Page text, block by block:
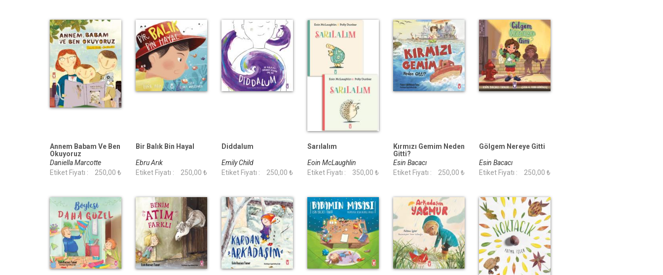
Annem Babam Ve Ben
Okuyoruz
Daniella Marcotte
Etiket Fiyatı :
250,00 ₺
Bir Balık Bin Hayal
Ebru Arık
Etiket Fiyatı :
250,00 ₺
Diddalum
Emily Child
Etiket Fiyatı :
250,00 ₺
Sarılalım
Eoin McLaughlin
Etiket Fiyatı :
350,00 ₺
Kırmızı Gemim Neden
Gitti?
Esin Bacacı
Etiket Fiyatı :
250,00 ₺
Gölgem Nereye Gitti
Esin Bacacı
Etiket Fiyatı :
250,00 ₺